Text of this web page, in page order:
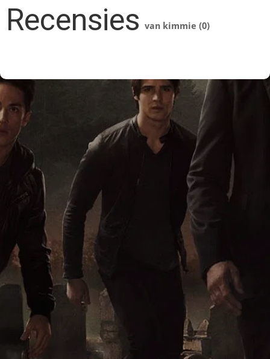
Recensies van kimmie (0)